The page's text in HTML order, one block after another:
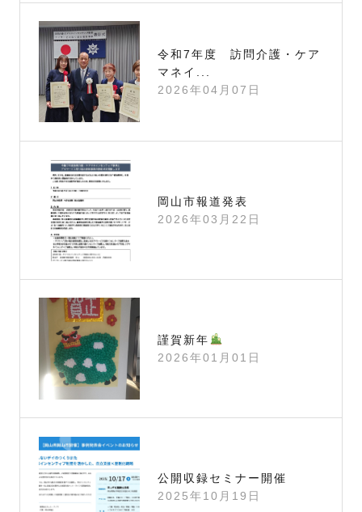
令和7年度 訪問介護・ケア
マネイ...
2026年04月07日
岡山市報道発表
2026年03月22日
謹賀新年
2026年01月01日
公開収録セミナー開催
2025年10月19日